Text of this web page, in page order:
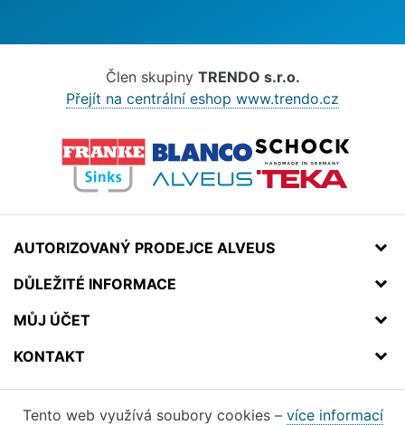
Člen skupiny TRENDO s.r.o.
Přejít na centrální eshop www.trendo.cz
AUTORIZOVANÝ PRODEJCE ALVEUS
DŮLEŽITÉ INFORMACE
MŮJ ÚČET
KONTAKT
Tento web využívá soubory cookies – více informací